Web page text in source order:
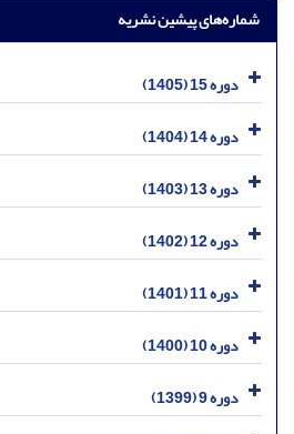
شماره‌های پیشین نشریه
دوره 15 (1405)
دوره 14 (1404)
دوره 13 (1403)
دوره 12 (1402)
دوره 11 (1401)
دوره 10 (1400)
دوره 9 (1399)